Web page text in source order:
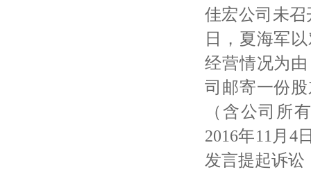
佳宏公司未召
日，夏海军
经营情况为
司邮寄一份
（含公司所
2016年11月4
发言提起诉讼